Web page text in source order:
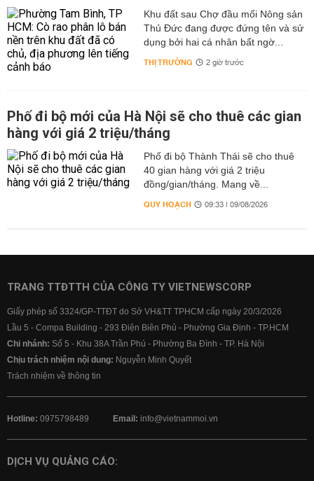
Khu đất sau Chợ đầu mối Nông sản
Thủ Đức đang được đứng tên và sử
dụng bởi hai cá nhân bất ngờ...
THỊ TRƯỜNG 2 giờ trước
Phố đi bộ mới của Hà Nội sẽ cho thuê các gian
hàng với giá 2 triệu/tháng
Phố đi bộ Thành Thái sẽ cho thuê
40 gian hàng với giá 2 triệu
đồng/gian/tháng. Mang về...
QUY HOẠCH 09:33 | 09/08/2026
TRANG TTĐTTH CỦA CÔNG TY VIETNEWSCORP
Giấy phép số 3324/GP-TTĐT do Sở VH&TT TPHCM cấp ngày 20/3/2026
Lầu 5 - Compa Building - 293 Điện Biên Phủ - Phường Gia Định - TP.HCM
Chi nhánh: Số 5 - Khu 38A Trần Phú - Phường Ba Đình - TP. Hà Nội
Chịu trách nhiệm nội dung: Nguyễn Minh Quyết
Trách nhiệm về thông tin
Hotline: 0975798489 Email: info@vietnammoi.vn
DỊCH VỤ QUẢNG CÁO: